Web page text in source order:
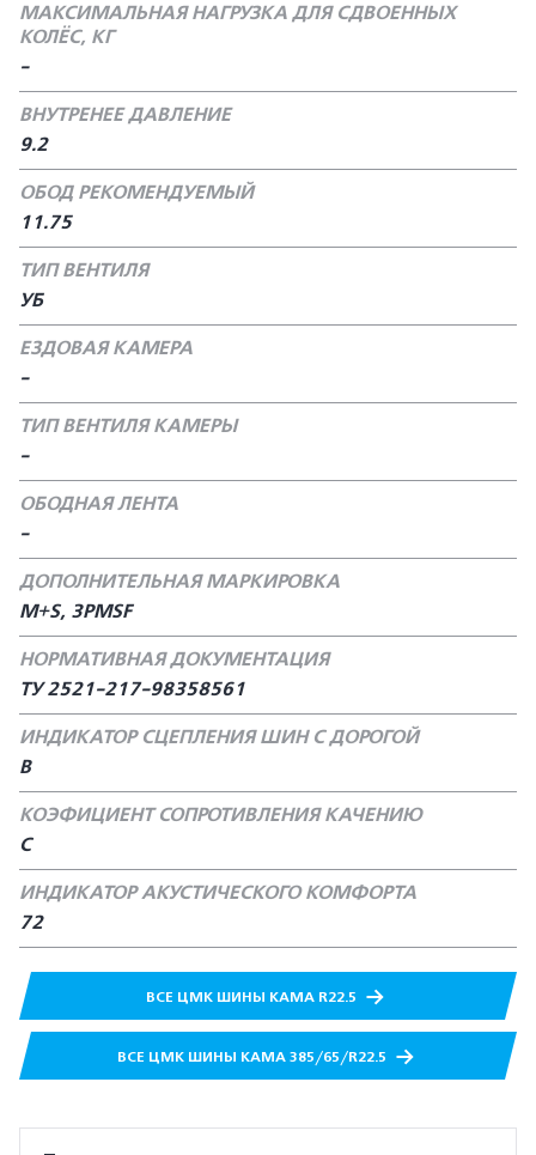
МАКСИМАЛЬНАЯ НАГРУЗКА ДЛЯ СДВОЕННЫХ
КОЛЁС, КГ
-
ВНУТРЕНЕЕ ДАВЛЕНИЕ
9.2
ОБОД РЕКОМЕНДУЕМЫЙ
11.75
ТИП ВЕНТИЛЯ
УБ
ЕЗДОВАЯ КАМЕРА
-
ТИП ВЕНТИЛЯ КАМЕРЫ
-
ОБОДНАЯ ЛЕНТА
-
ДОПОЛНИТЕЛЬНАЯ МАРКИРОВКА
M+S, 3PMSF
НОРМАТИВНАЯ ДОКУМЕНТАЦИЯ
ТУ 2521-217-98358561
ИНДИКАТОР СЦЕПЛЕНИЯ ШИН С ДОРОГОЙ
В
КОЭФИЦИЕНТ СОПРОТИВЛЕНИЯ КАЧЕНИЮ
С
ИНДИКАТОР АКУСТИЧЕСКОГО КОМФОРТА
72
ВСЕ ЦМК ШИНЫ КАМА R22.5
ВСЕ ЦМК ШИНЫ КАМА 385/65/R22.5